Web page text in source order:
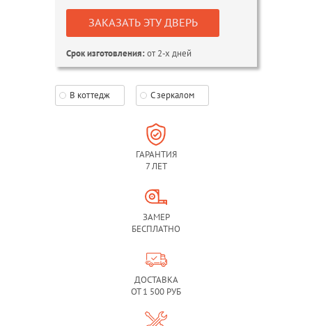
ЗАКАЗАТЬ ЭТУ ДВЕРЬ
Срок изготовления:от 2-х дней
В коттедж С зеркалом
ГАРАНТИЯ
7 ЛЕТ
ЗАМЕР
БЕСПЛАТНО
ДОСТАВКА
ОТ 1 500 РУБ